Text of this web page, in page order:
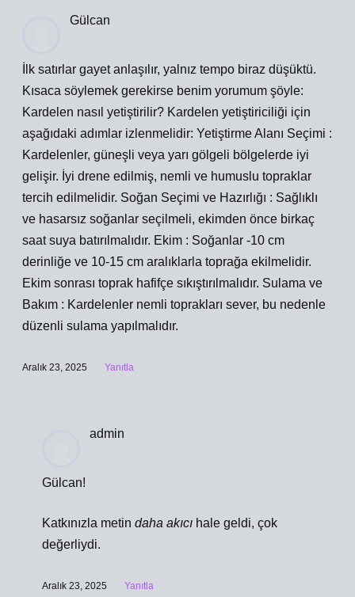
Gülcan
İlk satırlar gayet anlaşılır, yalnız tempo biraz düşüktü.
Kısaca söylemek gerekirse benim yorumum şöyle:
Kardelen nasıl yetiştirilir? Kardelen yetiştiriciliği için
aşağıdaki adımlar izlenmelidir: Yetiştirme Alanı Seçimi :
Kardelenler, güneşli veya yarı gölgeli bölgelerde iyi
gelişir. İyi drene edilmiş, nemli ve humuslu topraklar
tercih edilmelidir. Soğan Seçimi ve Hazırlığı : Sağlıklı
ve hasarsız soğanlar seçilmeli, ekimden önce birkaç
saat suya batırılmalıdır. Ekim : Soğanlar -10 cm
derinliğe ve 10-15 cm aralıklarla toprağa ekilmelidir.
Ekim sonrası toprak hafifçe sıkıştırılmalıdır. Sulama ve
Bakım : Kardelenler nemli toprakları sever, bu nedenle
düzenli sulama yapılmalıdır.
Aralık 23, 2025 Yanıtla
admin
Gülcan!
Katkınızla metin daha akıcı hale geldi, çok
değerliydi.
Aralık 23, 2025 Yanıtla